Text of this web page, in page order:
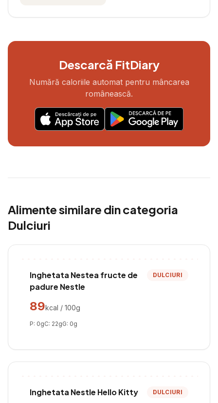
Descarcă FitDiary
Numără caloriile automat pentru mâncarea
românească.
Alimente similare din categoria
Dulciuri
Inghetata Nestea fructe de
padure Nestle
DULCIURI
89kcal / 100g
P: 0gC: 22gG: 0g
Inghetata Nestle Hello Kitty DULCIURI